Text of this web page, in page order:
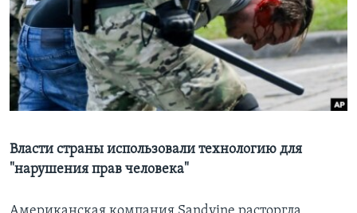
Learning English
СОЦИАЛЬНЫЕ СЕТИ
Языки
Bласти страны использовали технологию для
"нарушения прав человека"